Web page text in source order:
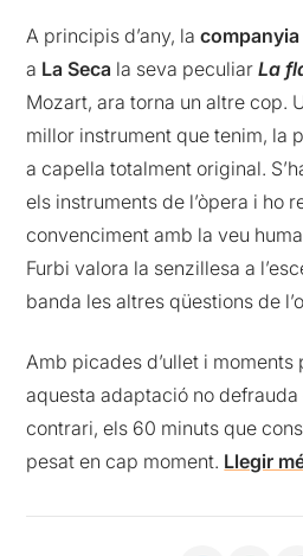
A principis d’any, lacompanyia
a La Seca la seva peculiarLa
Mozart, ara torna un altre cop.
millor instrument que tenim, la
a capella totalment original.
els instruments de l’òpera i ho
convenciment amb la veu
Furbi valora la senzillesa a
banda les altres qüestions de
Amb picades d’ullet i moments
aquesta adaptació no
contrari, els 60 minuts que
pesat en cap moment. Llegir